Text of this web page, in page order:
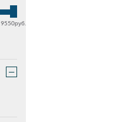
9550руб.
−